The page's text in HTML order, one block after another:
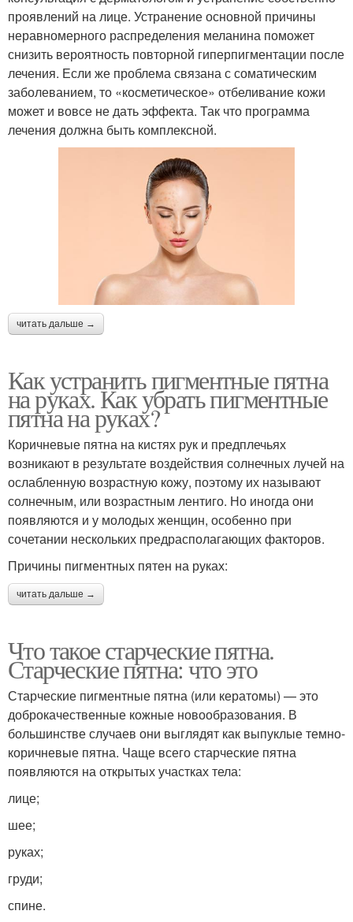
проявлений на лице. Устранение основной причины
неравномерного распределения меланина поможет
снизить вероятность повторной гиперпигментации после
лечения. Если же проблема связана с соматическим
заболеванием, то «косметическое» отбеливание кожи
может и вовсе не дать эффекта. Так что программа
лечения должна быть комплексной.
читать дальше →
Как устранить пигментные пятна
на руках. Как убрать пигментные
пятна на руках?
Коричневые пятна на кистях рук и предплечьях
возникают в результате воздействия солнечных лучей на
ослабленную возрастную кожу, поэтому их называют
солнечным, или возрастным лентиго. Но иногда они
появляются и у молодых женщин, особенно при
сочетании нескольких предрасполагающих факторов.
Причины пигментных пятен на руках:
читать дальше →
Что такое старческие пятна.
Старческие пятна: что это
Старческие пигментные пятна (или кератомы) — это
доброкачественные кожные новообразования. В
большинстве случаев они выглядят как выпуклые темно-
коричневые пятна. Чаще всего старческие пятна
появляются на открытых участках тела:
лице;
шее;
руках;
груди;
спине.